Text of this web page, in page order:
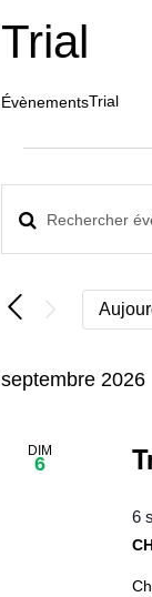
Trial
ÉvènementsTrial
Recherche
navigation
vues
Saisir
Évènements
clé.
septembre 2026
DIM
6
6